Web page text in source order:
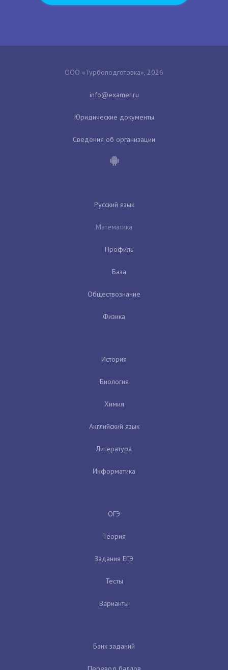
ООО «Турбоподготовка», 2026
Юридические документы
Сведения об организации
Русский язык
Математика
Профиль
База
Обществознание
Физика
История
Биология
Химия
Английский язык
Литература
Информатика
ОГЭ
Теория
Задания ЕГЭ
Тесты
Варианты
Банк заданий